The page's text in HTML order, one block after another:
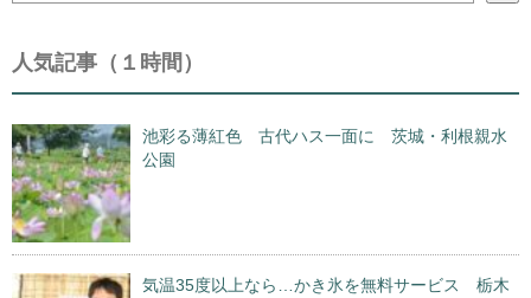
人気記事（１時間）
池彩る薄紅色 古代ハス一面に 茨城・利根親水
公園
気温35度以上なら…かき氷を無料サービス 栃木